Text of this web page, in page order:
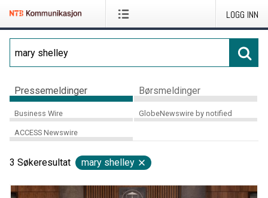
LOGG INN
Pressemeldinger Børsmeldinger
Business Wire GlobeNewswire by notified
ACCESS Newswire
3 Søkeresultat mary shelley